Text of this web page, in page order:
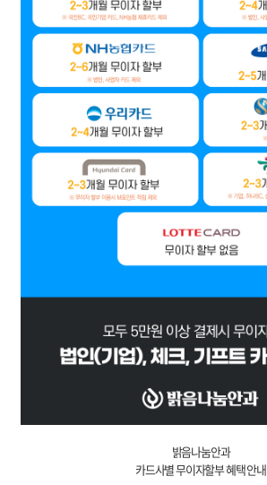
밝음나눔안과
카드사별 무이자할부 혜택 안내